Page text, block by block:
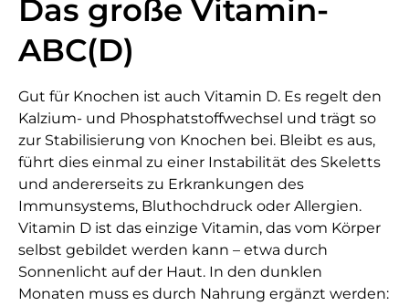
Das große Vitamin-
ABC(D)
Gut für Knochen ist auch Vitamin D. Es regelt den
Kalzium- und Phosphatstoffwechsel und trägt so
zur Stabilisierung von Knochen bei. Bleibt es aus,
führt dies einmal zu einer Instabilität des Skeletts
und andererseits zu Erkrankungen des
Immunsystems, Bluthochdruck oder Allergien.
Vitamin D ist das einzige Vitamin, das vom Körper
selbst gebildet werden kann – etwa durch
Sonnenlicht auf der Haut. In den dunklen
Monaten muss es durch Nahrung ergänzt werden: